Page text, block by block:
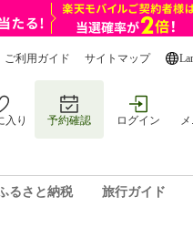
ご利用ガイド サイトマップ
入り 予約確認 ログイン
るさと納税 旅行ガイド